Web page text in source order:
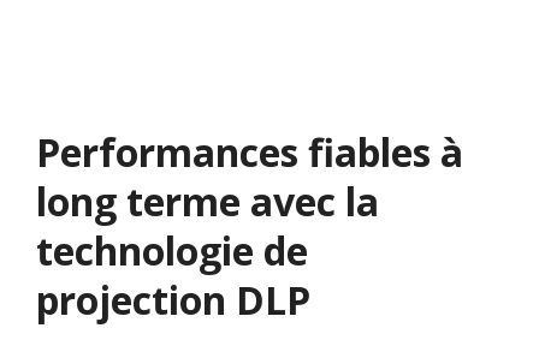
Performances fiables à
long terme avec la
technologie de
projection DLP